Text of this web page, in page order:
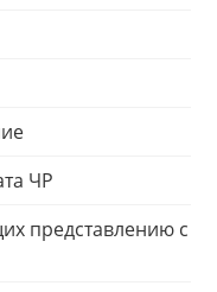
ЧР
представлению с